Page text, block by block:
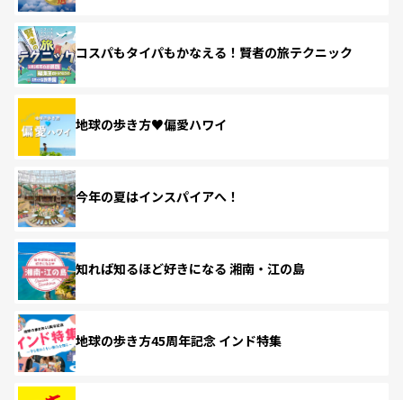
コスパもタイパもかなえる！賢者の旅テクニック
地球の歩き方♥偏愛ハワイ
今年の夏はインスパイアへ！
知れば知るほど好きになる 湘南・江の島
地球の歩き方45周年記念 インド特集